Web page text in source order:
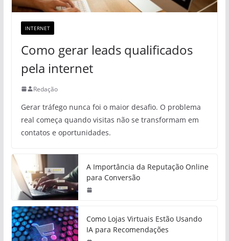
INTERNET
Como gerar leads qualificados
pela internet
Redação
Gerar tráfego nunca foi o maior desafio. O problema
real começa quando visitas não se transformam em
contatos e oportunidades.
A Importância da Reputação Online
para Conversão
Como Lojas Virtuais Estão Usando
IA para Recomendações